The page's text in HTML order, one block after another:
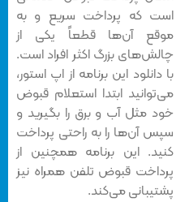
است که پرداخت سریع و به
موقع آن‌ها قطعاً یکی از
چالش‌های بزرگ اکثر افراد است.
با دانلود این برنامه از اپ استور،
می‌توانید ابتدا استعلام قبوض
خود مثل آب و برق را بگیرید و
سپس آن‌ها را به راحتی پرداخت
کنید. این برنامه همچنین از
پرداخت قبوض تلفن همراه نیز
پشتیبانی می‌کند.